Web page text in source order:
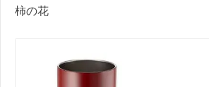
柿の花